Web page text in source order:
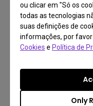
ou clicar em "Só os
todas as tecnologias
suas definições de
informações, por
Cookies e Política de
Only